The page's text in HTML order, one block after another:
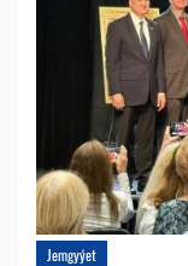
Jemgyýet